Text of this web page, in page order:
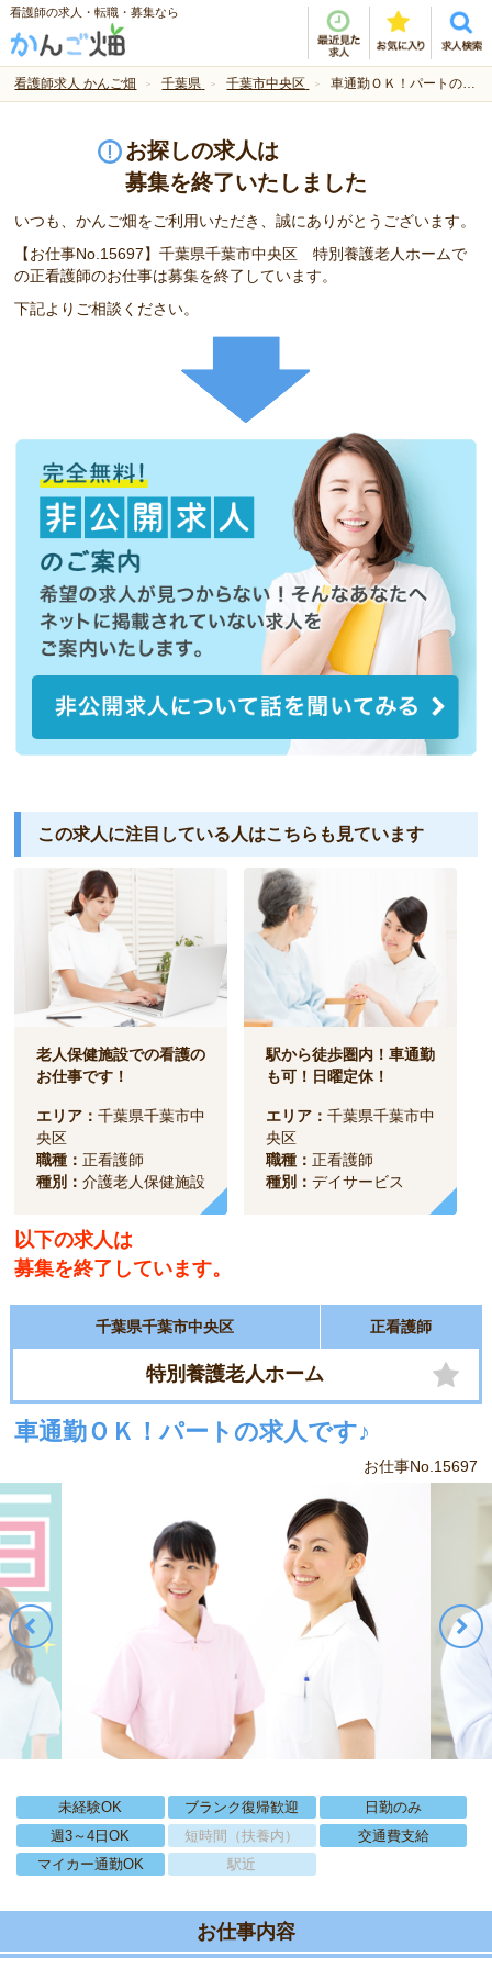
看護師の求人・転職・募集なら
看護師求人 かんご畑 千葉県 千葉市中央区 車通勤ＯＫ！パートの求人です♪
お探しの求人は
募集を終了いたしました
いつも、かんご畑をご利用いただき、誠にありがとうございます。
【お仕事No.15697】千葉県千葉市中央区 特別養護老人ホームで
の正看護師のお仕事は募集を終了しています。
下記よりご相談ください。
この求人に注目している人はこちらも見ています
老人保健施設での看護の
お仕事です！
エリア：千葉県千葉市中
央区
職種：正看護師
種別：介護老人保健施設
駅から徒歩圏内！車通勤
も可！日曜定休！
エリア：千葉県千葉市中
央区
職種：正看護師
種別：デイサービス
以下の求人は
募集を終了しています。
千葉県千葉市中央区 正看護師
特別養護老人ホーム
車通勤ＯＫ！パートの求人です♪
お仕事No.15697
未経験OK ブランク復帰歓迎
日勤のみ
週3～4日OK
短時間（扶養内）
交通費支給
マイカー通勤OK
駅近
お仕事内容